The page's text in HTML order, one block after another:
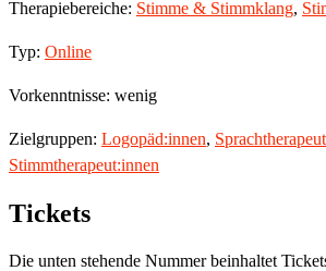
Therapiebereiche: Stimme & Stimmklang,
Typ: Online
Vorkenntnisse: wenig
Zielgruppen: Logopäd:innen,
Stimmtherapeut:innen
Tickets
Die unten stehende Nummer beinhaltet